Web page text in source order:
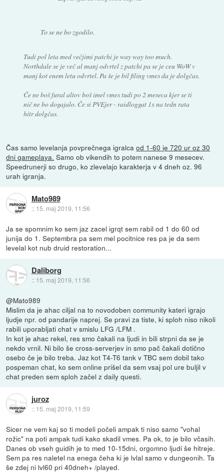
To se ne bo zgodilo.
Tudi pol leta med večjimi patchi je way way too much.
Northdale se je več al manj odvrtel z patchi pa se je ceu WoW v
manj kot enem letu odvrtel. Pa še je bil filing vmes da je dolgčas.
Če ne boš fural altov boš imel vmes tudi po 2 meseca kjer se ti
nič ne bo dogajalo. Če si PVEjer - raidloggat 1x na tedn rata
hitr dolgčas.
Čas samo levelanja povprečnega igralcaod 1-60 je 720 ur oz 30
dni gameplaya. Samo ob vikendih to potem nanese 9 mesecev.
Speedrunerji so drugo, ko zlevelajo karakterja v 4 dneh oz. 96
urah igranja.
Mato989
:: 15. maj 2019, 11:56
Ja se spomnim ko sem jaz zacel igrqt sem rabil od 1 do 60 od
junija do 1. Septembra pa sem mel pocitnice res pa je da sem
levelal kot nub druid restoration...
Daliborg
:: 15. maj 2019, 11:56
@Mato989
Mislim da je ahac ciljal na to novodoben community kateri igrajo
ljudje npr. od pandarije naprej. Se pravi za tiste, ki sploh niso nikoli
rabili uporabljati chat v smislu LFG /LFM .
In kot je ahac rekel, res smo čakali na ljudi in bili strpni da se je
nekdo vrnil. Ni bilo še cross-serverjev in smo pač čakali dotično
osebo če je bilo treba. Jaz kot T4-T6 tank v TBC sem dobil tako
pospeman chat, ko sem online prišel da sem vsaj pol ure buljil v
chat preden sem sploh začel z daily questi.
juroz
:: 15. maj 2019, 11:59
Sicer ne vem kaj so ti modeli počeli ampak ti niso samo "vohal
rožic" na poti ampak tudi kako skadil vmes. Pa ok, to je bilo včasih.
Danes ob vseh guidih je to med 10-15dni, orgomno ljudi še hitreje.
Sem pa res naletel na enega čeha ki je lvlal samo v dungeonih. Ta
še zdej ni lvl60 pri 40dneh+ /played.